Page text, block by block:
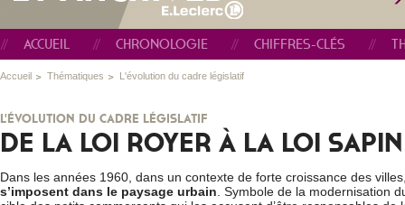
ACCUEIL CHRONOLOGIE CHIFFRES-CLÉS
Accueil Thématiques L'évolution du cadre législatif
L'ÉVOLUTION DU CADRE LÉGISLATIF
DE LA LOI ROYER À LA LOI
Dans les années 1960, dans un contexte de forte croissance des
s’imposent dans le paysage urbain . Symbole de la modernisation